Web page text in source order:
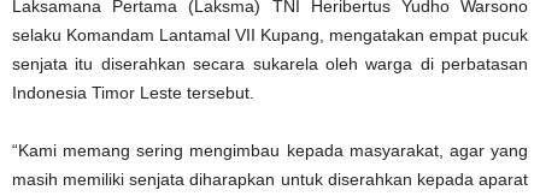
Laksamana Pertama (Laksma) TNI Heribertus Yudho Warsono
selaku Komandam Lantamal VII Kupang, mengatakan empat pucuk
senjata itu diserahkan secara sukarela oleh warga di perbatasan
Indonesia Timor Leste tersebut.
“Kami memang sering mengimbau kepada masyarakat, agar yang
masih memiliki senjata diharapkan untuk diserahkan kepada aparat